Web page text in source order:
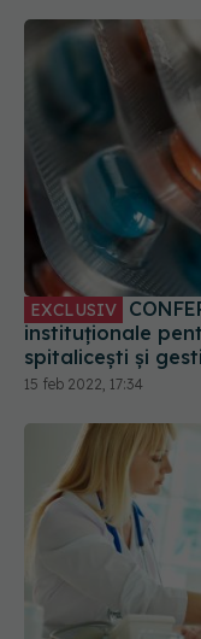
EXCLUSIV CONFERINȚĂ: Întărirea capacității
instituționale
spitalicești și
antibiotice.
15 feb 2022, 17:34